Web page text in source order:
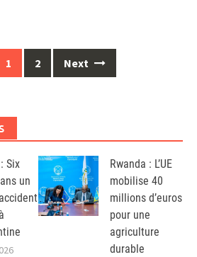
1 2 Next
Six
un
Rwanda : L’UE
mobilise 40
millions d’euros
pour une
agriculture
durable